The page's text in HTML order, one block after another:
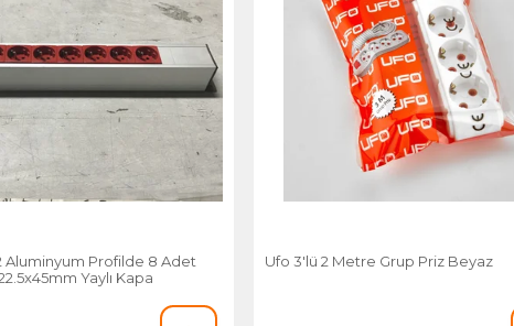
Aluminyum Profilde 8 Adet
Yaylı Kapa
Ufo 3'lü 2 Metre Grup Priz Beyaz